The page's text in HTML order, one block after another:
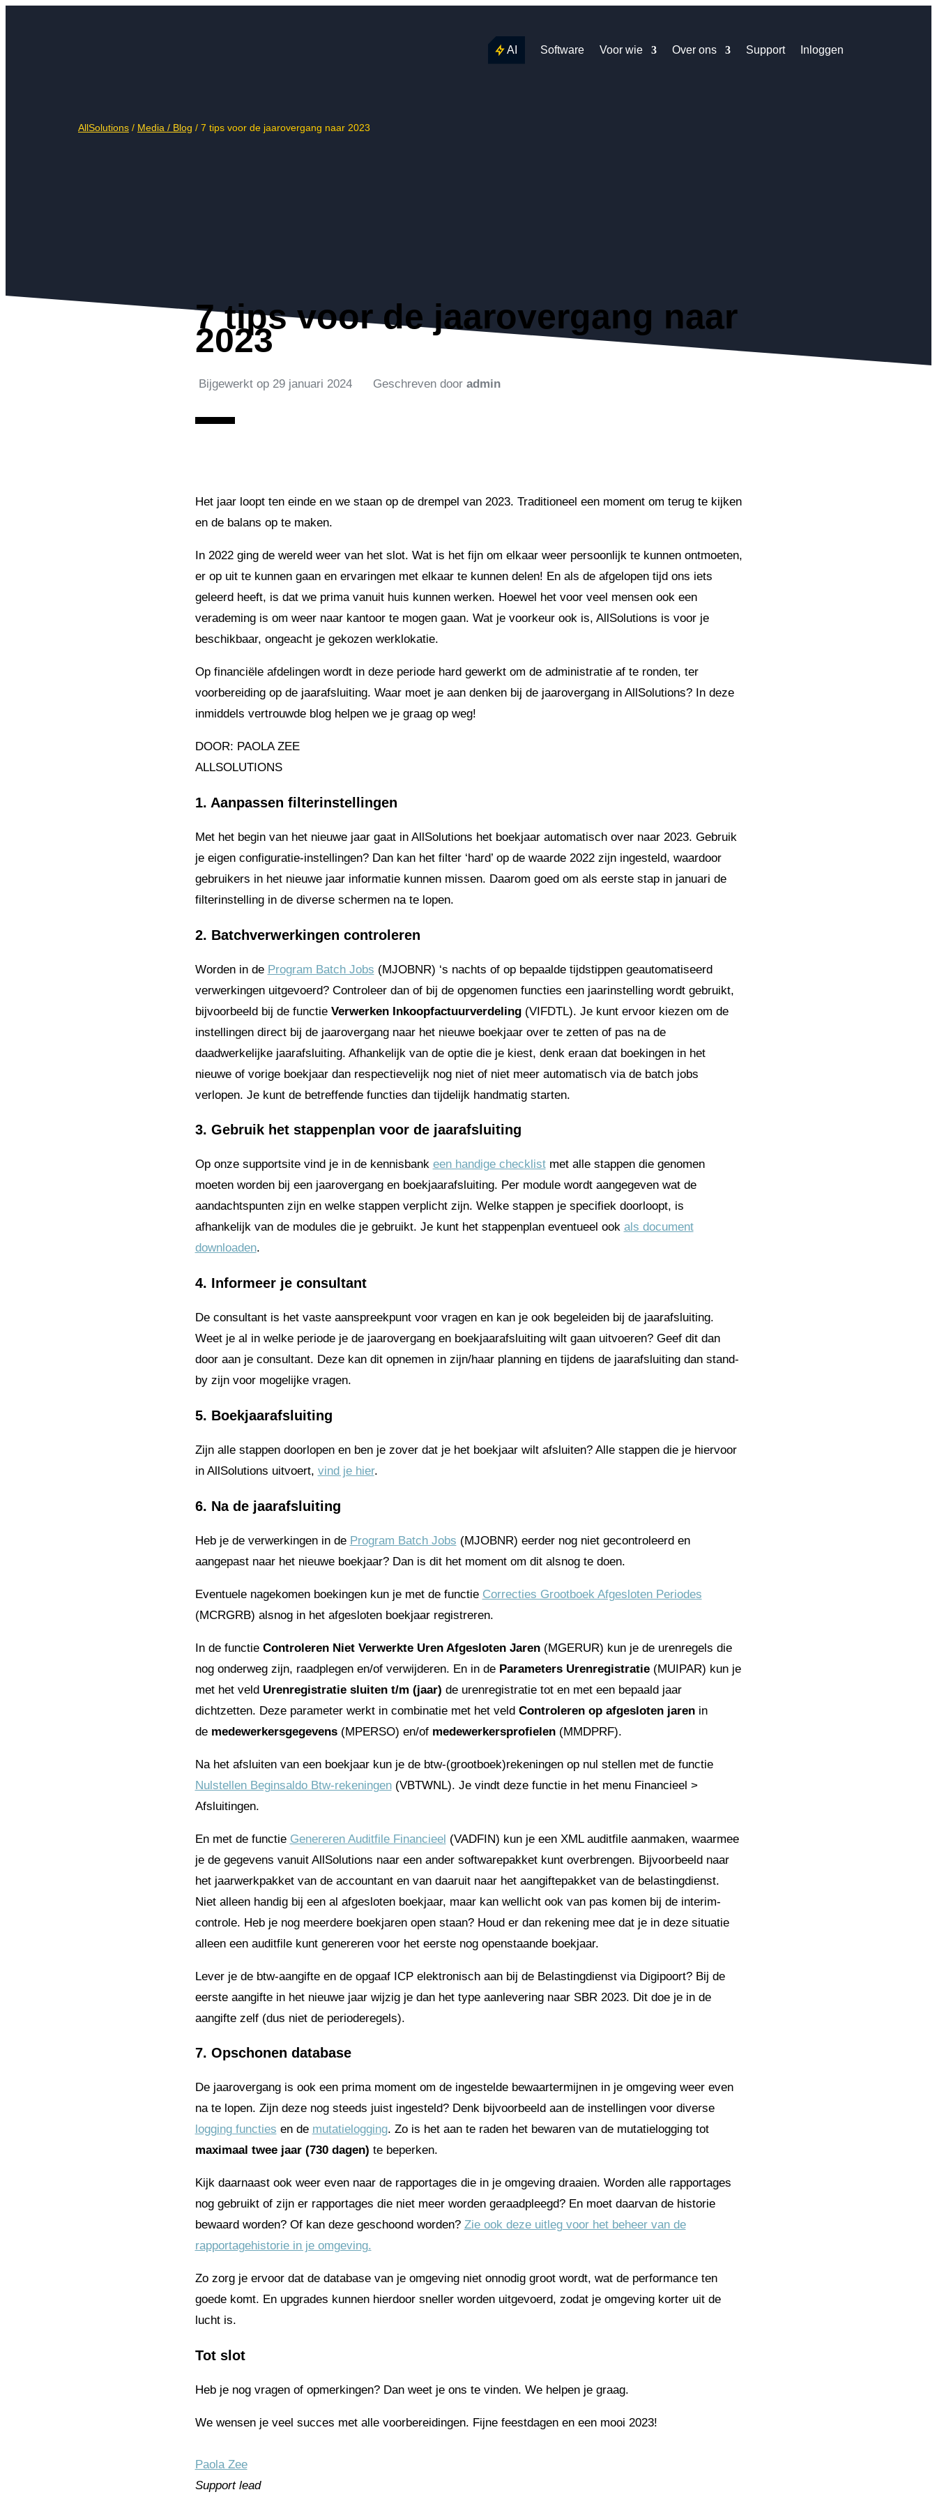
AI Software Voor wie Over ons Support Inloggen
AllSolutions / Media / Blog / 7 tips voor de jaarovergang naar 2023
7 tips voor de jaarovergang naar
2023
Bijgewerkt op 29 januari 2024 Geschreven door admin
Het jaar loopt ten einde en we staan op de drempel van 2023. Traditioneel een moment om terug te kijken
en de balans op te maken.
In 2022 ging de wereld weer van het slot. Wat is het fijn om elkaar weer persoonlijk te kunnen ontmoeten,
er op uit te kunnen gaan en ervaringen met elkaar te kunnen delen! En als de afgelopen tijd ons iets
geleerd heeft, is dat we prima vanuit huis kunnen werken. Hoewel het voor veel mensen ook een
verademing is om weer naar kantoor te mogen gaan. Wat je voorkeur ook is, AllSolutions is voor je
beschikbaar, ongeacht je gekozen werklokatie.
Op financiële afdelingen wordt in deze periode hard gewerkt om de administratie af te ronden, ter
voorbereiding op de jaarafsluiting. Waar moet je aan denken bij de jaarovergang in AllSolutions? In deze
inmiddels vertrouwde blog helpen we je graag op weg!
DOOR: PAOLA ZEE
ALLSOLUTIONS
1. Aanpassen filterinstellingen
Met het begin van het nieuwe jaar gaat in AllSolutions het boekjaar automatisch over naar 2023. Gebruik
je eigen configuratie-instellingen? Dan kan het filter ‘hard’ op de waarde 2022 zijn ingesteld, waardoor
gebruikers in het nieuwe jaar informatie kunnen missen. Daarom goed om als eerste stap in januari de
filterinstelling in de diverse schermen na te lopen.
2. Batchverwerkingen controleren
Worden in de Program Batch Jobs (MJOBNR) ‘s nachts of op bepaalde tijdstippen geautomatiseerd
verwerkingen uitgevoerd? Controleer dan of bij de opgenomen functies een jaarinstelling wordt gebruikt,
bijvoorbeeld bij de functie Verwerken Inkoopfactuurverdeling(VIFDTL). Je kunt ervoor kiezen om de
instellingen direct bij de jaarovergang naar het nieuwe boekjaar over te zetten of pas na de
daadwerkelijke jaarafsluiting. Afhankelijk van de optie die je kiest, denk eraan dat boekingen in het
nieuwe of vorige boekjaar dan respectievelijk nog niet of niet meer automatisch via de batch jobs
verlopen. Je kunt de betreffende functies dan tijdelijk handmatig starten.
3. Gebruik het stappenplan voor de jaarafsluiting
Op onze supportsite vind je in de kennisbank een handige checklistmet alle stappen die genomen
moeten worden bij een jaarovergang en boekjaarafsluiting. Per module wordt aangegeven wat de
aandachtspunten zijn en welke stappen verplicht zijn. Welke stappen je specifiek doorloopt, is
afhankelijk van de modules die je gebruikt. Je kunt het stappenplan eventueel ook als document
downloaden.
4. Informeer je consultant
De consultant is het vaste aanspreekpunt voor vragen en kan je ook begeleiden bij de jaarafsluiting.
Weet je al in welke periode je de jaarovergang en boekjaarafsluiting wilt gaan uitvoeren? Geef dit dan
door aan je consultant. Deze kan dit opnemen in zijn/haar planning en tijdens de jaarafsluiting dan stand-
by zijn voor mogelijke vragen.
5. Boekjaarafsluiting
Zijn alle stappen doorlopen en ben je zover dat je het boekjaar wilt afsluiten? Alle stappen die je hiervoor
in AllSolutions uitvoert, vind je hier.
6. Na de jaarafsluiting
Heb je de verwerkingen in de Program Batch Jobs (MJOBNR) eerder nog niet gecontroleerd en
aangepast naar het nieuwe boekjaar? Dan is dit het moment om dit alsnog te doen.
Eventuele nagekomen boekingen kun je met de functie Correcties Grootboek Afgesloten Periodes
(MCRGRB) alsnog in het afgesloten boekjaar registreren.
In de functie Controleren Niet Verwerkte Uren Afgesloten Jaren(MGERUR) kun je de urenregels die
nog onderweg zijn, raadplegen en/of verwijderen. En in de Parameters Urenregistratie (MUIPAR) kun je
met het veld Urenregistratie sluiten t/m (jaar) de urenregistratie tot en met een bepaald jaar
dichtzetten. Deze parameter werkt in combinatie met het veld Controleren op afgesloten jarenin
de medewerkersgegevens(MPERSO) en/of medewerkersprofielen (MMDPRF).
Na het afsluiten van een boekjaar kun je de btw-(grootboek)rekeningen op nul stellen met de functie
Nulstellen Beginsaldo Btw-rekeningen(VBTWNL). Je vindt deze functie in het menu Financieel >
Afsluitingen.
En met de functie Genereren Auditfile Financieel (VADFIN) kun je een XML auditfile aanmaken, waarmee
je de gegevens vanuit AllSolutions naar een ander softwarepakket kunt overbrengen. Bijvoorbeeld naar
het jaarwerkpakket van de accountant en van daaruit naar het aangiftepakket van de belastingdienst.
Niet alleen handig bij een al afgesloten boekjaar, maar kan wellicht ook van pas komen bij de interim-
controle. Heb je nog meerdere boekjaren open staan? Houd er dan rekening mee dat je in deze situatie
alleen een auditfile kunt genereren voor het eerste nog openstaande boekjaar.
Lever je de btw-aangifte en de opgaaf ICP elektronisch aan bij de Belastingdienst via Digipoort? Bij de
eerste aangifte in het nieuwe jaar wijzig je dan het type aanlevering naar SBR 2023. Dit doe je in de
aangifte zelf (dus niet de perioderegels).
7. Opschonen database
De jaarovergang is ook een prima moment om de ingestelde bewaartermijnen in je omgeving weer even
na te lopen. Zijn deze nog steeds juist ingesteld? Denk bijvoorbeeld aan de instellingen voor diverse
logging functies en de mutatielogging. Zo is het aan te raden het bewaren van de mutatielogging tot
maximaal twee jaar (730 dagen) te beperken.
Kijk daarnaast ook weer even naar de rapportages die in je omgeving draaien. Worden alle rapportages
nog gebruikt of zijn er rapportages die niet meer worden geraadpleegd? En moet daarvan de historie
bewaard worden? Of kan deze geschoond worden? Zie ook deze uitleg voor het beheer van de
rapportagehistorie in je omgeving.
Zo zorg je ervoor dat de database van je omgeving niet onnodig groot wordt, wat de performance ten
goede komt. En upgrades kunnen hierdoor sneller worden uitgevoerd, zodat je omgeving korter uit de
lucht is.
Tot slot
Heb je nog vragen of opmerkingen? Dan weet je ons te vinden. We helpen je graag.
We wensen je veel succes met alle voorbereidingen. Fijne feestdagen en een mooi 2023!
Paola Zee
Support lead